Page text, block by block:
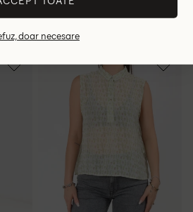
S
doar necesare